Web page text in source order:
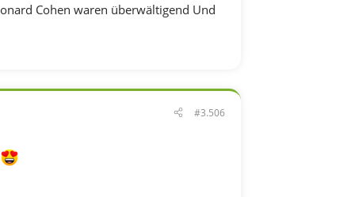
Cohen waren überwältigend Und
#3.506